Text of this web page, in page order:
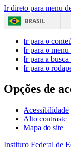
Ir direto para menu
BRASIL
Ir para o
Ir para o menu
Ir para a busca
Ir para o
Opções de
Acessibilidade
Alto contraste
Mapa do site
Instituto Federal de